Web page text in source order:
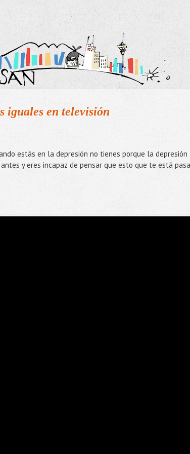
iguales en televisión
estás en la depresión no tienes porque la depresión
y eres incapaz de pensar que esto que te está